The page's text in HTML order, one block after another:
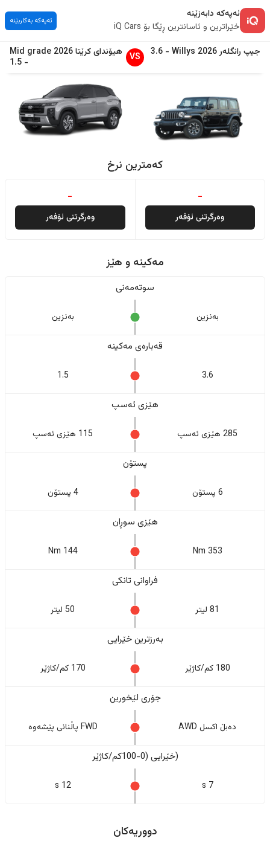
ئەپەکە دابەزێنە
خێراترین و ئاسانترین ڕێگا بۆ iQ Cars
ئەپەکە بەکاربێنە
جیپ رانگلەر2026
Willys
-
3.6
VS هیۆندایکرێتا2026
Mid grade
-
1.5
کەمترین نرخ
-
وەرگرتنی ئۆفەر
-
وەرگرتنی ئۆفەر
مەکینە و هێز
سوتەمەنی
بەنزین بەنزین
قەبارەی مەکینە
3.6
1.5
هێزی ئەسپ
285 هێزی ئەسپ 115 هێزی ئەسپ
پستۆن
6 پستۆن 4 پستۆن
هێزی سوڕان
353 Nm
144 Nm
فراوانی تانکی
81 لیتر 50 لیتر
بەرزترین خێرایی
180 کم/کاژێر 170 کم/کاژێر
جۆری لێخورین
دەبڵ اکسل AWD FWD پاڵنانی پێشەوە
(خێرایی (0-100کم/کاژێر
7 s
12 s
دووریەکان